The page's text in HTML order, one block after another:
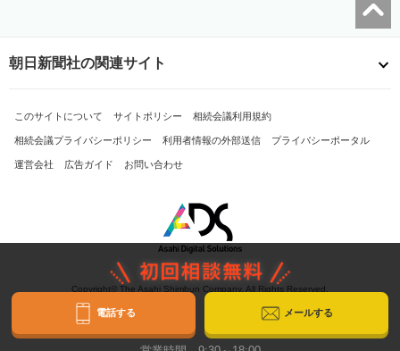
電話する メールする
朝日新聞社の関連サイト
このサイトについて サイトポリシー 相続会議利用規約
相続会議プライバシーポリシー 利用者情報の外部送信 プライバシーポータル
運営会社 広告ガイド お問い合わせ
Copyright© The Asahi Shimbun Company. All Rights Reserved.